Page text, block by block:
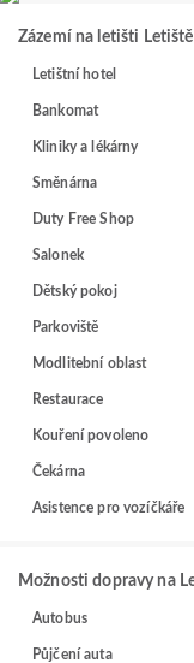
Zázemí na letišti
Letištní hotel
Bankomat
Kliniky a lékárny
Směnárna
Duty Free Shop
Salonek
Dětský pokoj
Parkoviště
Modlitební oblast
Restaurace
Kouření povoleno
Čekárna
Asistence pro vozíčkáře
Možnosti dopravy na
Autobus
Půjčení auta